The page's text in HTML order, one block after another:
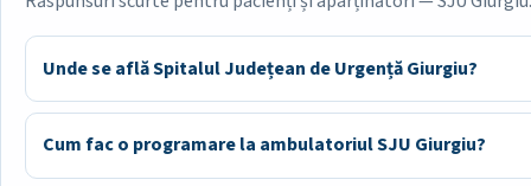
Unde se află Spitalul Județean de Urgență Giurgiu?
Cum fac o programare la ambulatoriul SJU Giurgiu?